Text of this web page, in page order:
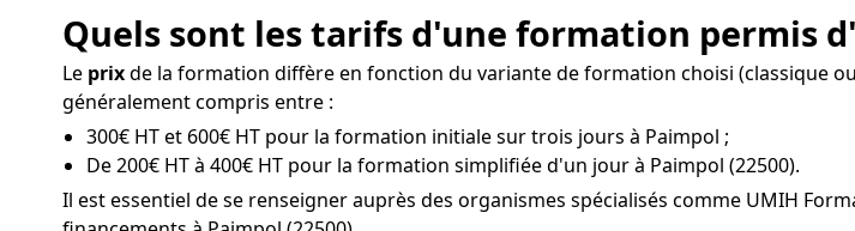
Quels sont les tarifs d'une formation permis
Le prixde la formation diffère en fonction du variante de formation choisi (classique
généralement compris entre :
300€ HT et 600€ HT pour la formation initiale sur trois jours à Paimpol ;
De 200€ HT à 400€ HT pour la formation simplifiée d'un jour à Paimpol (22500).
Il est essentiel de se renseigner auprès des organismes spécialisés comme UMIH